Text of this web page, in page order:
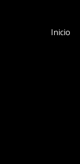
Inicio